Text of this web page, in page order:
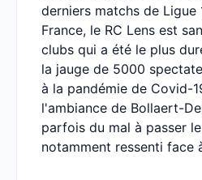
derniers matchs de Ligue
France, le RC Lens est
clubs qui a été le plus
la jauge de 5000
à la pandémie de Covid-
l'ambiance de Bollaert-
parfois du mal à passer
notamment ressenti face